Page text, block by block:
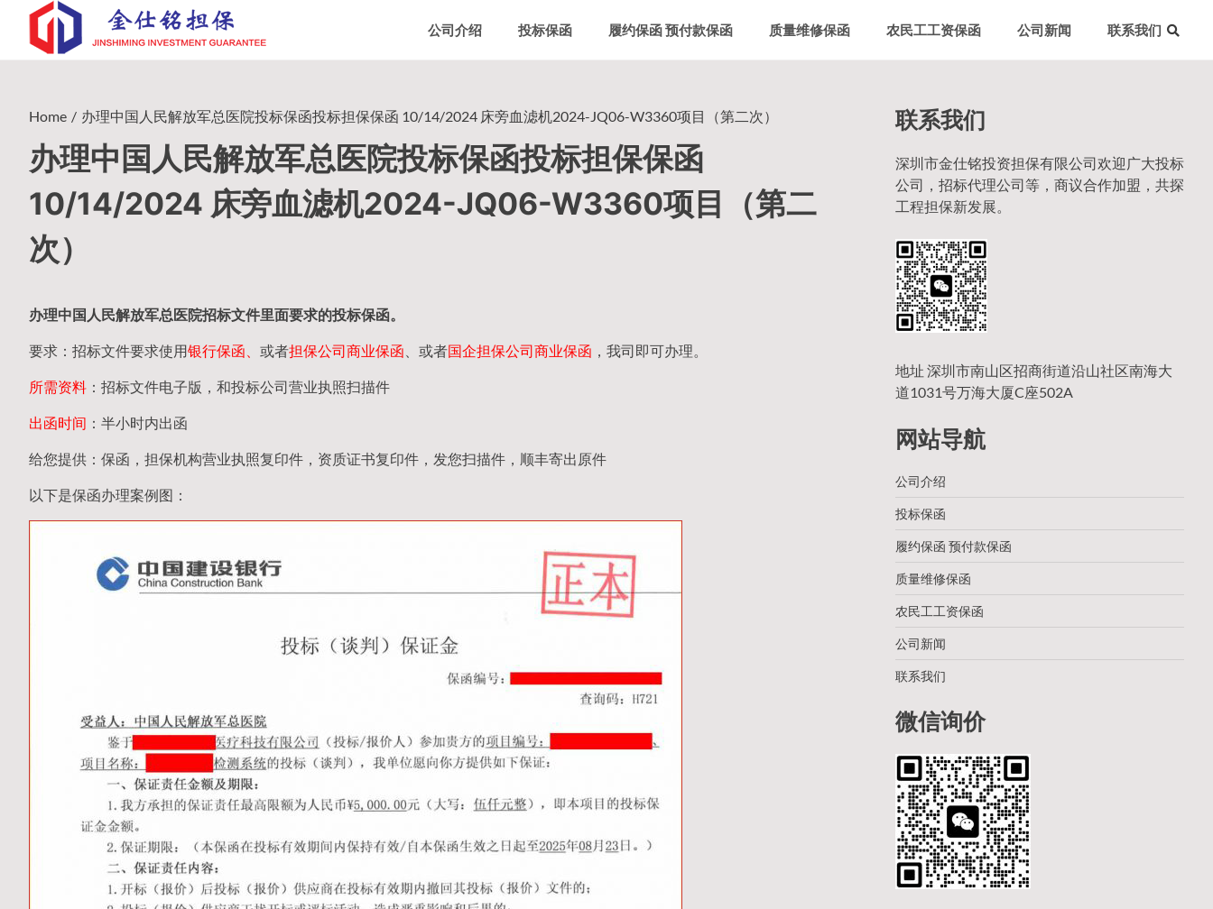
content
公司介绍 投标保函 履约保函 预付款保函 质量维修保函 农民工工资保函 公司新闻 联系我们
Home 办理中国人民解放军总医院投标保函投标担保保函 10/14/2024 床旁血滤机2024-JQ06-W3360项目（第二次）
办理中国人民解放军总医院投标保函投标担保保函
10/14/2024 床旁血滤机2024-JQ06-W3360项目（第二
次）
办理中国人民解放军总医院招标文件里面要求的投标保函。
要求：招标文件要求使用银行保函、 或者担保公司商业保函 、或者国企担保公司商业保函 ，我司即可办理。
所需资料 ：招标文件电子版，和投标公司营业执照扫描件
出函时间 ：半小时内出函
给您提供：保函，担保机构营业执照复印件，资质证书复印件，发您扫描件，顺丰寄出原件
以下是保函办理案例图：
联系我们
深圳市金仕铭投资担保有限公司欢迎广大投标
公司，招标代理公司等，商议合作加盟，共探
工程担保新发展。
地址 深圳市南山区招商街道沿山社区南海大
道1031号万海大厦C座502A
网站导航
公司介绍
投标保函
履约保函 预付款保函
质量维修保函
农民工工资保函
公司新闻
联系我们
微信询价